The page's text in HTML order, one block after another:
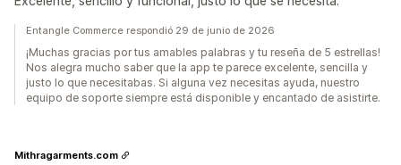
Entangle Commerce respondió 29 de junio de 2026
¡Muchas gracias por tus amables palabras y tu reseña de 5 estrellas!
Nos alegra mucho saber que la app te parece excelente, sencilla y
justo lo que necesitabas. Si alguna vez necesitas ayuda, nuestro
equipo de soporte siempre está disponible y encantado de asistirte.
Mithragarments.com